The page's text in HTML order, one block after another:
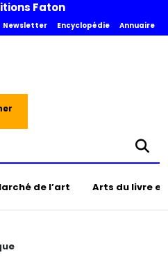
Faton
Newsletter Encyclopédie Annuaire
de l’art Arts du livre